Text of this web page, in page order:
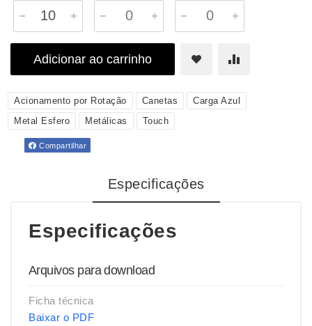
Adicionar ao carrinho
Acionamento por Rotação Canetas
Carga Azul
Metal Esfero
Metálicas Touch
Compartilhar
Especificações
Especificações
Arquivos para download
Ficha técnica
Baixar o PDF